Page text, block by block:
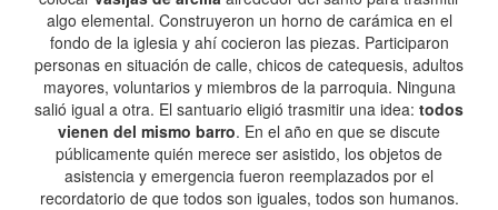
algo elemental. Construyeron un horno de carámica en el
fondo de la iglesia y ahí cocieron las piezas. Participaron
personas en situación de calle, chicos de catequesis, adultos
mayores, voluntarios y miembros de la parroquia. Ninguna
salió igual a otra. El santuario eligió trasmitir una idea: todos
vienen del mismo barro. En el año en que se discute
públicamente quién merece ser asistido, los objetos de
asistencia y emergencia fueron reemplazados por el
recordatorio de que todos son iguales, todos son humanos.